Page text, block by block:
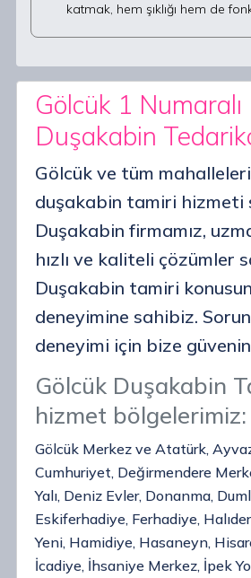
katmak, hem şıklığı hem de
Gölcük 1 Numaralı
Duşakabin
Gölcük ve tüm
duşakabin tamiri hizmeti
Duşakabin firmamız,
hızlı ve kaliteli çözümler
Duşakabin tamiri
deneyimine sahibiz.
deneyimi için bize
Gölcük Duşakabin
hizmet bölgelerimiz:
Gölcük Merkez ve Atatürk,
Cumhuriyet, Değirmendere
Yalı, Deniz Evler, Donanma,
Eskiferhadiye, Ferhadiye,
Yeni, Hamidiye, Hasaneyn,
İcadiye, İhsaniye Merkez, İpek